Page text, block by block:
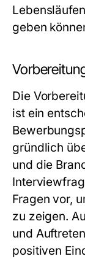
geben
Die
ist ein
gründlich
und die
Fragen vor,
zu zeigen.
und
positiven